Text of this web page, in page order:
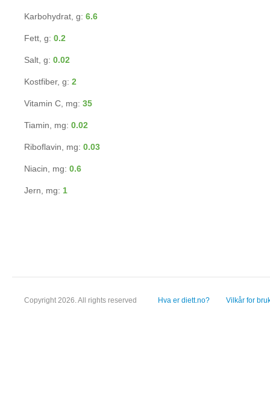
Karbohydrat, g: 6.6
Fett, g: 0.2
Salt, g: 0.02
Kostfiber, g: 2
Vitamin C, mg: 35
Tiamin, mg: 0.02
Riboflavin, mg: 0.03
Niacin, mg: 0.6
Jern, mg: 1
Copyright 2026. All rights reserved Hva er diett.no? Vilkår for